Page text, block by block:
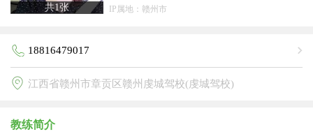
共1张
IP属地：赣州市
18816479017
江西省赣州市章贡区赣州虔城驾校(虔城驾校)
教练简介